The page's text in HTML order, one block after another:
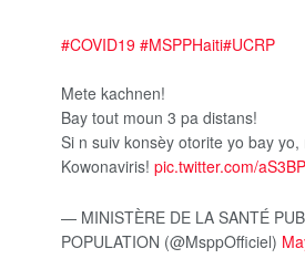
#COVID19 #MSPPHaiti#UCRP
Mete kachnen!
Bay tout moun 3 pa distans!
Si n suiv konsèy otorite yo bay
Kowonaviris! pic.twitter.com/
— MINISTÈRE DE LA SANTÉ
POPULATION (@MsppOfficiel)